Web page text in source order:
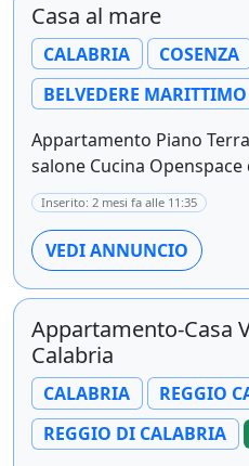
Casa al mare
CALABRIA
COSENZA
BELVEDERE MARITTIMO
Appartamento Piano
salone Cucina Openspace
Inserito: 2 mesi fa alle 11:35
VEDI ANNUNCIO
Appartamento-Casa
Calabria
CALABRIA
REGGIO
REGGIO DI CALABRIA